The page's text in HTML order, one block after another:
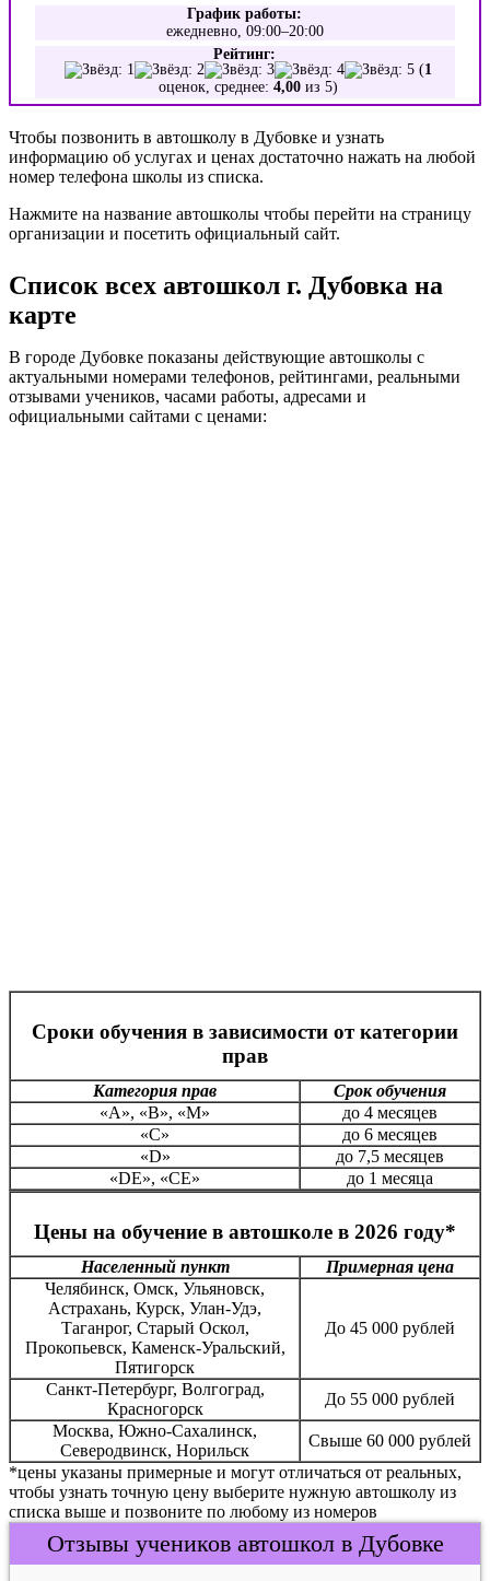
График работы:
ежедневно, 09:00–20:00
Рейтинг:
(1
оценок, среднее:4,00 из 5)
Чтобы позвонить в автошколу в Дубовке и узнать
информацию об услугах и ценах достаточно нажать на любой
номер телефона школы из списка.
Нажмите на название автошколы чтобы перейти на страницу
организации и посетить официальный сайт.
Список всех автошкол г. Дубовка на
карте
В городе Дубовке показаны действующие автошколы с
актуальными номерами телефонов, рейтингами, реальными
отзывами учеников, часами работы, адресами и
официальными сайтами с ценами:
Сроки обучения в зависимости от категории
прав
Категория прав
Срок обучения
«А», «В», «М»
до 4 месяцев
«С»
до 6 месяцев
«D»
до 7,5 месяцев
«DE», «CE»
до 1 месяца
Цены на обучение в автошколе в 2026 году*
Населенный пункт
Примерная цена
Челябинск, Омск, Ульяновск,
Астрахань, Курск, Улан-Удэ,
Таганрог, Старый Оскол,
Прокопьевск, Каменск-Уральский,
Пятигорск
До 45 000 рублей
Санкт-Петербург, Волгоград,
Красногорск
До 55 000 рублей
Москва, Южно-Сахалинск,
Северодвинск, Норильск
Свыше 60 000 рублей
*цены указаны примерные и могут отличаться от реальных,
чтобы узнать точную цену выберите нужную автошколу из
списка выше и позвоните по любому из номеров
Отзывы учеников автошкол в Дубовке